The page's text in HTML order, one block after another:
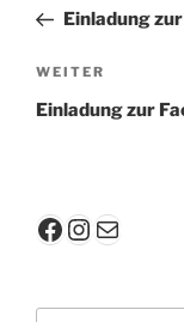
Beitrag
Einladung
Nächster
Beitrag
WEITER
Einladung zur
Facebook
Instagram
E-Mail